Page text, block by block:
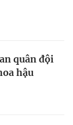
quân đội
hậu